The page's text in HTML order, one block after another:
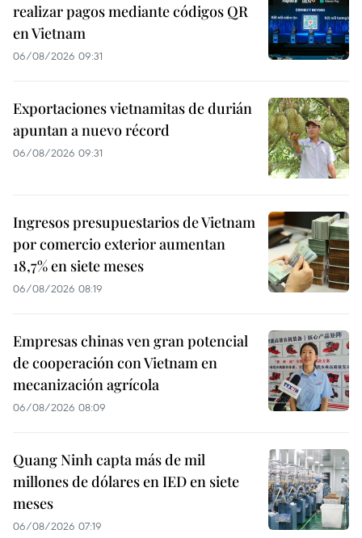
realizar pagos mediante códigos QR
en Vietnam
06/08/2026 09:31
Exportaciones vietnamitas de durián
apuntan a nuevo récord
06/08/2026 09:31
Ingresos presupuestarios de Vietnam
por comercio exterior aumentan
18,7% en siete meses
06/08/2026 08:19
Empresas chinas ven gran potencial
de cooperación con Vietnam en
mecanización agrícola
06/08/2026 08:09
Quang Ninh capta más de mil
millones de dólares en IED en siete
meses
06/08/2026 07:19